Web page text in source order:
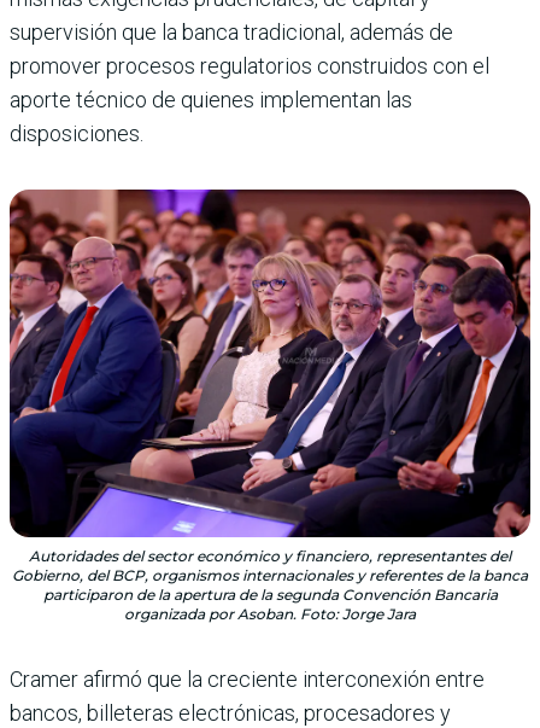
supervisión que la banca tradicional, además de
promover procesos regulatorios construidos con el
aporte técnico de quienes implementan las
disposiciones.
Autoridades del sector económico y financiero, representantes del
Gobierno, del BCP, organismos internacionales y referentes de la banca
participaron de la apertura de la segunda Convención Bancaria
organizada por Asoban. Foto: Jorge Jara
Cramer afirmó que la creciente interconexión entre
bancos, billeteras electrónicas, procesadores y